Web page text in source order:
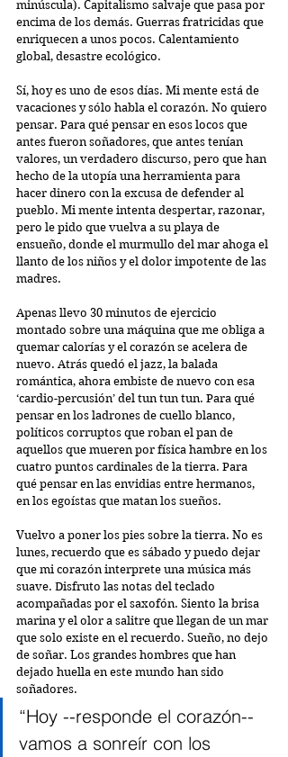
minúscula). Capitalismo salvaje que pasa por
encima de los demás. Guerras fratricidas que
enriquecen a unos pocos. Calentamiento
global, desastre ecológico.
Sí, hoy es uno de esos días. Mi mente está de
vacaciones y sólo habla el corazón. No quiero
pensar. Para qué pensar en esos locos que
antes fueron soñadores, que antes tenían
valores, un verdadero discurso, pero que han
hecho de la utopía una herramienta para
hacer dinero con la excusa de defender al
pueblo. Mi mente intenta despertar, razonar,
pero le pido que vuelva a su playa de
ensueño, donde el murmullo del mar ahoga el
llanto de los niños y el dolor impotente de las
madres.
Apenas llevo 30 minutos de ejercicio
montado sobre una máquina que me obliga a
quemar calorías y el corazón se acelera de
nuevo. Atrás quedó el jazz, la balada
romántica, ahora embiste de nuevo con esa
‘cardio-percusión’ del tun tun tun. Para qué
pensar en los ladrones de cuello blanco,
políticos corruptos que roban el pan de
aquellos que mueren por física hambre en los
cuatro puntos cardinales de la tierra. Para
qué pensar en las envidias entre hermanos,
en los egoístas que matan los sueños.
Vuelvo a poner los pies sobre la tierra. No es
lunes, recuerdo que es sábado y puedo dejar
que mi corazón interprete una música más
suave. Disfruto las notas del teclado
acompañadas por el saxofón. Siento la brisa
marina y el olor a salitre que llegan de un mar
que solo existe en el recuerdo. Sueño, no dejo
de soñar. Los grandes hombres que han
dejado huella en este mundo han sido
soñadores.
“Hoy --responde el corazón--
vamos a sonreír con los